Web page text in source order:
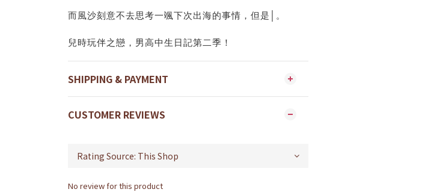
而風沙刻意不去思考一颯下次出海的事情，但是│。
兒時玩伴之戀，男高中生日記第二季！
SHIPPING & PAYMENT
CUSTOMER REVIEWS
No review for this product